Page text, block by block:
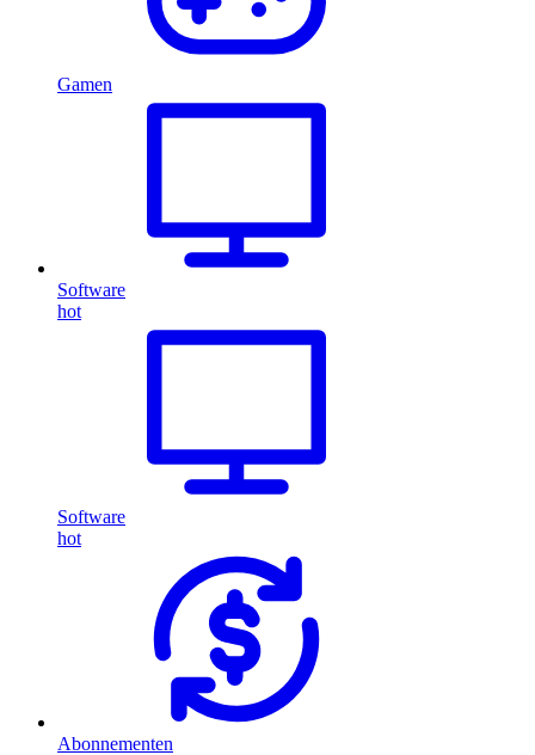
Gamen
Software
hot
Software
hot
Abonnementen